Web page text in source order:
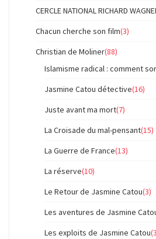
CERCLE NATIONAL RICHARD
Chacun cherche son film(3)
Christian de Moliner(88)
Islamisme radical : comment
Jasmine Catou détective(16)
Juste avant ma mort(7)
La Croisade du mal-pensant(15)
La Guerre de France(13)
La réserve(10)
Le Retour de Jasmine Catou(3)
Les aventures de Jasmine
Les exploits de Jasmine Catou